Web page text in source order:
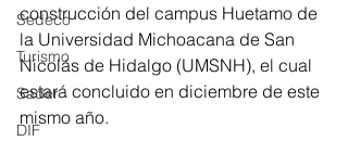
Sedeco
Turismo
Sader
DIF
construcción del campus Huetamo de
la Universidad Michoacana de San
Nicolás de Hidalgo (UMSNH), el cual
estará concluido en diciembre de este
mismo año.